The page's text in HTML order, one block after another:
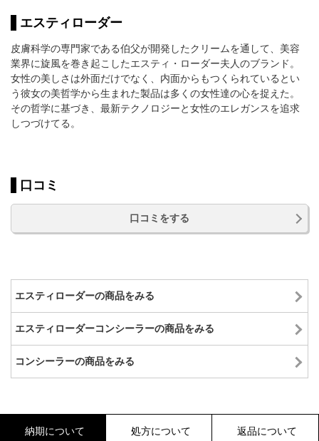
エスティローダー
皮膚科学の専門家である伯父が開発したクリームを通して、美容
業界に旋風を巻き起こしたエスティ・ローダー夫人のブランド。
女性の美しさは外面だけでなく、内面からもつくられているとい
う彼女の美哲学から生まれた製品は多くの女性達の心を捉えた。
その哲学に基づき、最新テクノロジーと女性のエレガンスを追求
しつづけてる。
口コミ
口コミをする
エスティローダーの商品をみる
エスティローダーコンシーラーの商品をみる
コンシーラーの商品をみる
納期について 処方について 返品について